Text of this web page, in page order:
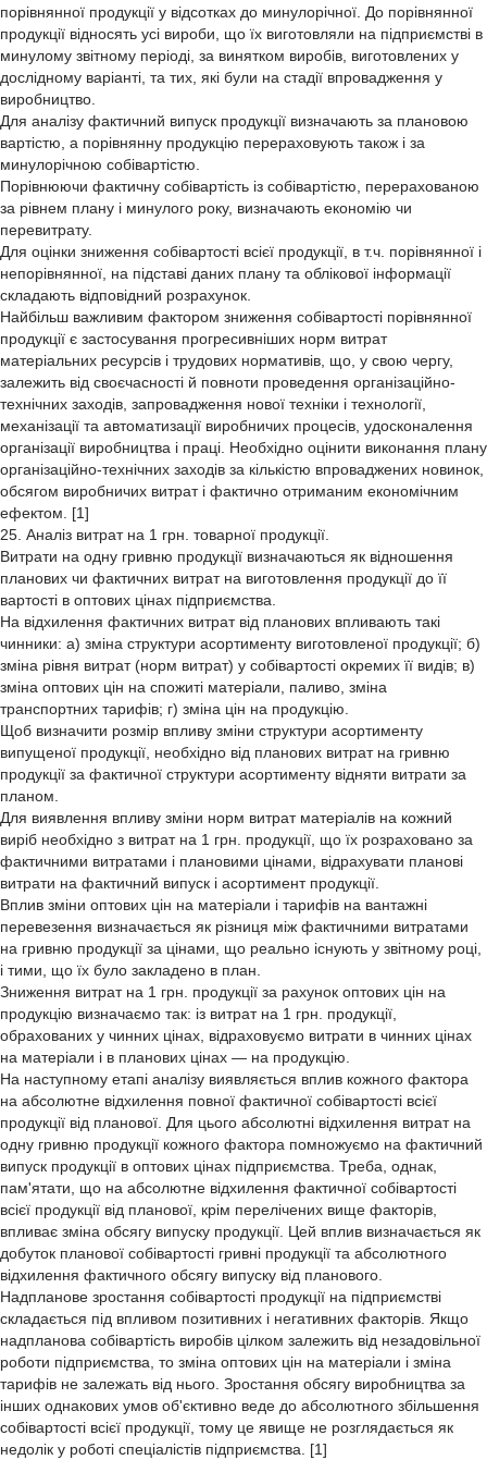
порівнянної продукції у відсотках до минулорічної. До порівнянної
продукції відносять усі вироби, що їх виготовляли на підприємстві в
минулому звітному періоді, за винятком виробів, виготовлених у
дослідному варіанті, та тих, які були на стадії впровадження у
виробництво.
Для аналізу фактичний випуск продукції визначають за плановою
вартістю, а порівнянну продукцію перераховують також і за
минулорічною собівартістю.
Порівнюючи фактичну собівартість із собівартістю, перерахованою
за рівнем плану і минулого року, визначають економію чи
перевитрату.
Для оцінки зниження собівартості всієї продукції, в т.ч. порівнянної і
непорівнянної, на підставі даних плану та облікової інформації
складають відповідний розрахунок.
Найбільш важливим фактором зниження собівартості порівнянної
продукції є застосування прогресивніших норм витрат
матеріальних ресурсів і трудових нормативів, що, у свою чергу,
залежить від своєчасності й повноти проведення організаційно-
технічних заходів, запровадження нової техніки і технології,
механізації та автоматизації виробничих процесів, удосконалення
організації виробництва і праці. Необхідно оцінити виконання плану
організаційно-технічних заходів за кількістю впроваджених новинок,
обсягом виробничих витрат і фактично отриманим економічним
ефектом. [1]
25. Аналіз витрат на 1 грн. товарної продукції.
Витрати на одну гривню продукції визначаються як відношення
планових чи фактичних витрат на виготовлення продукції до її
вартості в оптових цінах підприємства.
На відхилення фактичних витрат від планових впливають такі
чинники: а) зміна структури асортименту виготовленої продукції; б)
зміна рівня витрат (норм витрат) у собівартості окремих її видів; в)
зміна оптових цін на спожиті матеріали, паливо, зміна
транспортних тарифів; г) зміна цін на продукцію.
Щоб визначити розмір впливу зміни структури асортименту
випущеної продукції, необхідно від планових витрат на гривню
продукції за фактичної структури асортименту відняти витрати за
планом.
Для виявлення впливу зміни норм витрат матеріалів на кожний
виріб необхідно з витрат на 1 грн. продукції, що їх розраховано за
фактичними витратами і плановими цінами, відрахувати планові
витрати на фактичний випуск і асортимент продукції.
Вплив зміни оптових цін на матеріали і тарифів на вантажні
перевезення визначається як різниця між фактичними витратами
на гривню продукції за цінами, що реально існують у звітному році,
і тими, що їх було закладено в план.
Зниження витрат на 1 грн. продукції за рахунок оптових цін на
продукцію визначаємо так: із витрат на 1 грн. продукції,
обрахованих у чинних цінах, відраховуємо витрати в чинних цінах
на матеріали і в планових цінах — на продукцію.
На наступному етапі аналізу виявляється вплив кожного фактора
на абсолютне відхилення повної фактичної собівартості всієї
продукції від планової. Для цього абсолютні відхилення витрат на
одну гривню продукції кожного фактора помножуємо на фактичний
випуск продукції в оптових цінах підприємства. Треба, однак,
пам'ятати, що на абсолютне відхилення фактичної собівартості
всієї продукції від планової, крім перелічених вище факторів,
впливає зміна обсягу випуску продукції. Цей вплив визначається як
добуток планової собівартості гривні продукції та абсолютного
відхилення фактичного обсягу випуску від планового.
Надпланове зростання собівартості продукції на підприємстві
складається під впливом позитивних і негативних факторів. Якщо
надпланова собівартість виробів цілком залежить від незадовільної
роботи підприємства, то зміна оптових цін на матеріали і зміна
тарифів не залежать від нього. Зростання обсягу виробництва за
інших однакових умов об'єктивно веде до абсолютного збільшення
собівартості всієї продукції, тому це явище не розглядається як
недолік у роботі спеціалістів підприємства. [1]